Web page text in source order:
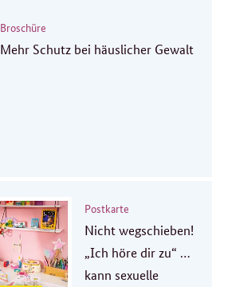
Broschüre
Mehr Schutz bei häuslicher Gewalt
Postkarte
Nicht wegschieben!
„Ich höre dir zu“ …
kann sexuelle